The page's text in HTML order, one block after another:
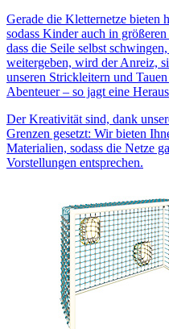
Gerade die Kletternetze bieten
sodass Kinder auch in
dass die Seile selbst
weitergeben, wird der Anreiz,
unseren Strickleitern und
Abenteuer – so jagt eine
Der Kreativität sind, dank
Grenzen gesetzt: Wir bieten
Materialien, sodass die Netze
Vorstellungen entsprechen.